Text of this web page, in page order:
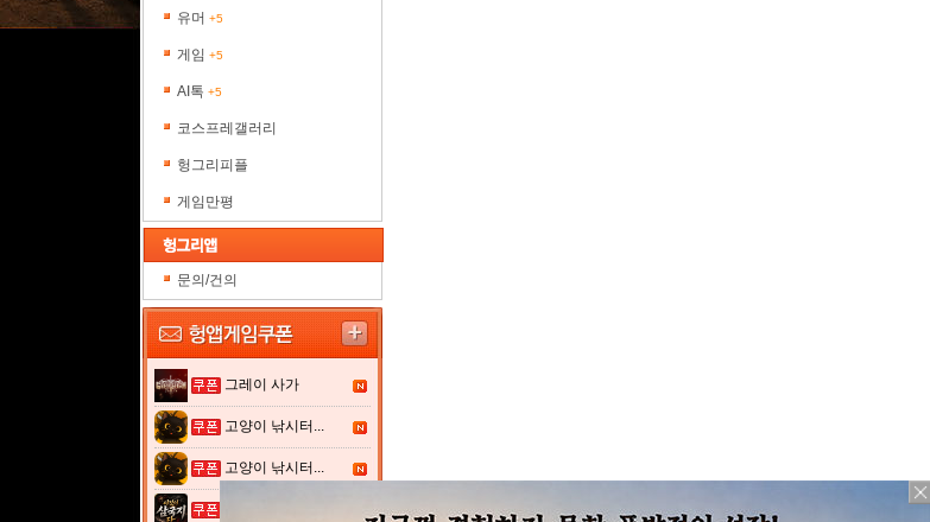
유머 +5
게임 +5
AI톡 +5
코스프레갤러리
헝그리피플
게임만평
문의/건의
그레이 사가
고양이 낚시터...
고양이 낚시터...